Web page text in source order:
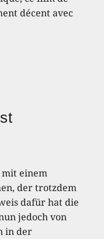
décent avec
mit einem
der trotzdem
dafür hat die
jedoch von
in der